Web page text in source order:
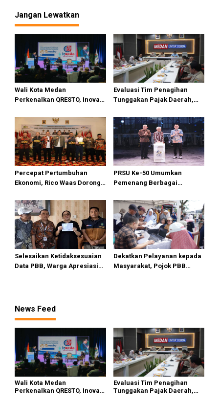
s
Jangan Lewatkan
Wali Kota Medan
Perkenalkan QRESTO, Inovasi
Pertama di Indonesia pada
APEKSI Leadership Dialogue
2026
Evaluasi Tim Penagihan
Tunggakan Pajak Daerah,
Berhasil Tagih Rp1,4 Miliar
pada Juli 2026
Percepat Pertumbuhan
Ekonomi, Rico Waas Dorong
DPRD Medan
PRSU Ke-50 Umumkan
Pemenang Berbagai
Selesaikan Ketidaksesuaian
Data PBB, Warga Apresiasi
Dekatkan Pelayanan kepada
Masyarakat, Pojok PBB
News Feed
Wali Kota Medan
Perkenalkan QRESTO, Inovasi
Evaluasi Tim Penagihan
Tunggakan Pajak Daerah,